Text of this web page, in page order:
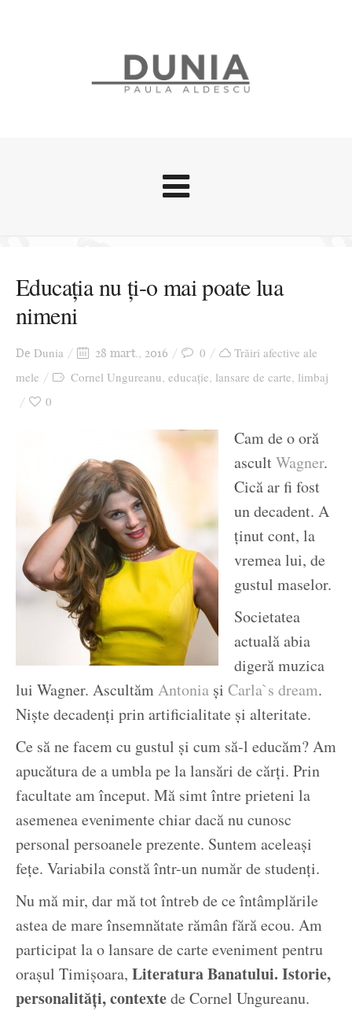
Stari afective
Zice Dunia
Cursuri povestite
Ziua culorii
Educația nu ți-o mai poate lua
nimeni
De Dunia 28 mart., 2016 0
Trăiri afective ale
mele
Cornel Ungureanu, educație, lansare de carte, limbaj
0
Cam de o oră
ascultWagner.
Cică ar fi fost
un decadent. A
ținut cont, la
vremea lui, de
gustul maselor.
Societatea
actuală abia
digeră muzica
lui Wagner. AscultămAntonia și Carla`s dream.
Niște decadenți prin artificialitate și alteritate.
Ce să ne facem cu gustul și cum să-l educăm? Am
apucătura de a umbla pe la lansări de cărți. Prin
facultate am început. Mă simt între prieteni la
asemenea evenimente chiar dacă nu cunosc
personal persoanele prezente. Suntem aceleași
fețe. Variabila constă într-un număr de studenți.
Nu mă mir, dar mă tot întreb de ce întâmplările
astea de mare însemnătate rămân fără ecou. Am
participat la o lansare de carte eveniment pentru
orașul Timișoara, Literatura Banatului. Istorie,
personalități, contextede Cornel Ungureanu.